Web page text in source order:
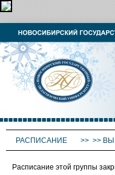
РАСПИСАНИЕ >> >>
Расписание этой группы